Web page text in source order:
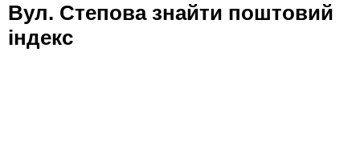
вул. Степова знайти поштовий
індекс